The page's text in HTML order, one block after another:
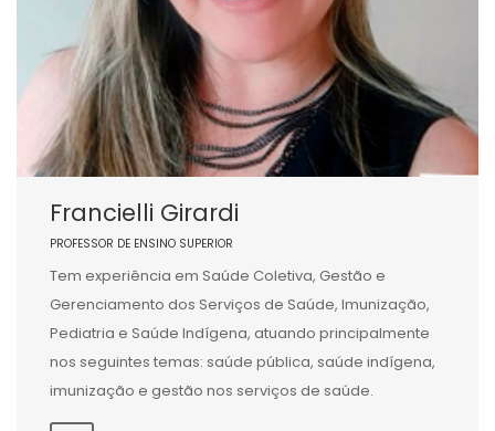
Francielli Girardi
PROFESSOR DE ENSINO SUPERIOR
Tem experiência em Saúde Coletiva, Gestão e
Gerenciamento dos Serviços de Saúde, Imunização,
Pediatria e Saúde Indígena, atuando principalmente
nos seguintes temas: saúde pública, saúde indígena,
imunização e gestão nos serviços de saúde.